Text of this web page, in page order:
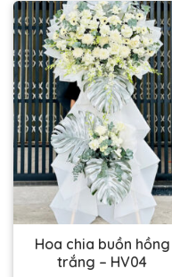
Hoa chia buồn hồng
trắng – HV04